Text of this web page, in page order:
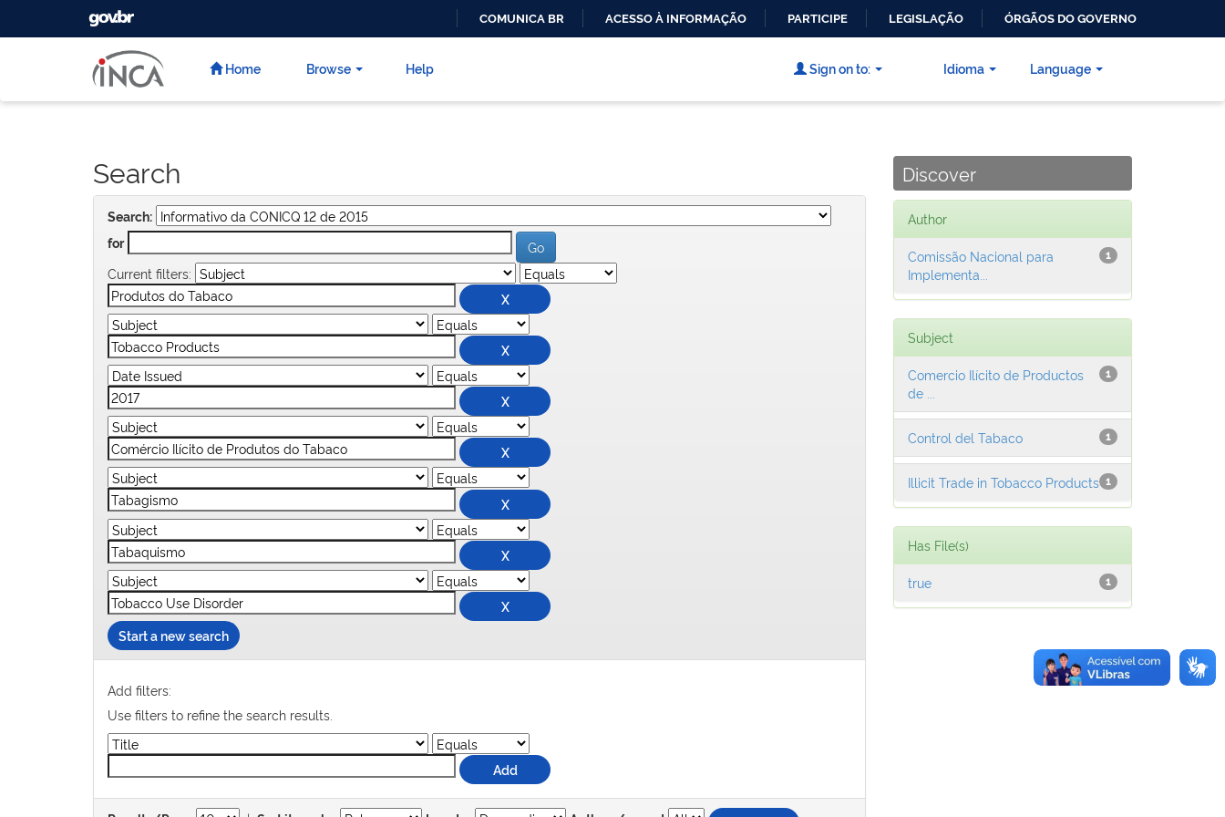
CONTEÚDO
GOVBR
COMUNICA BR ACESSO À INFORMAÇÃO PARTICIPE LEGISLAÇÃO ÓRGÃOS DO GOVERNO
Home Browse Help Language
Sign on to: Idioma
Search
Search:
for
Current filters:
Start a new search
Add filters:
Use filters to refine the search results.
Discover
Author
1
Comissão Nacional para
Implementa...
Subject
1
Comercio Ilícito de Productos
de ...
1
Control del Tabaco
1
Illicit Trade in Tobacco Products
Has File(s)
1
true